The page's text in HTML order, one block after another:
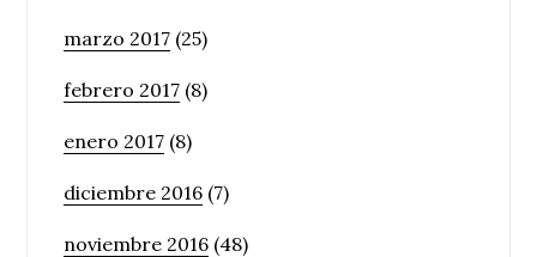
marzo 2017 (25)
febrero 2017 (8)
enero 2017 (8)
diciembre 2016 (7)
noviembre 2016 (48)